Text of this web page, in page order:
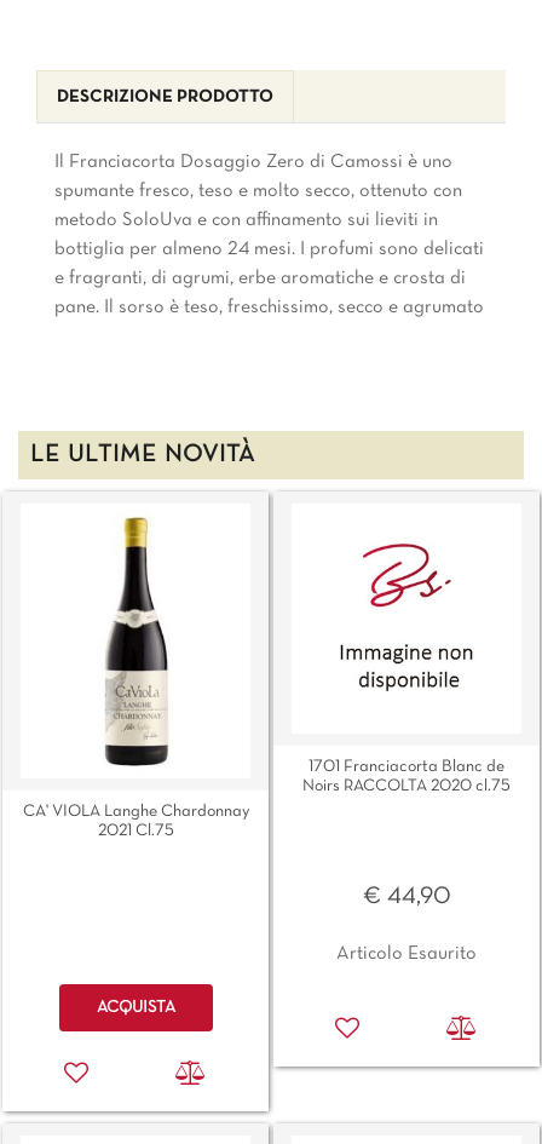
DESCRIZIONE PRODOTTO
Il Franciacorta Dosaggio Zero di Camossi è uno
spumante fresco, teso e molto secco, ottenuto con
metodo SoloUva e con affinamento sui lieviti in
bottiglia per almeno 24 mesi. I profumi sono delicati
e fragranti, di agrumi, erbe aromatiche e crosta di
pane. Il sorso è teso, freschissimo, secco e agrumato
LE ULTIME NOVITÀ
CA' VIOLA Langhe Chardonnay
2021 Cl.75
Quantità
ACQUISTA
1701 Franciacorta Blanc de
Noirs RACCOLTA 2020 cl.75
€ 44,90
Articolo Esaurito